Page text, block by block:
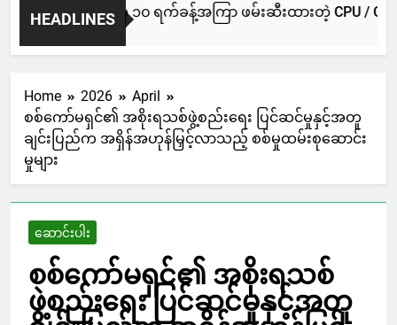
HEADLINES
မကွေးအဖွဲ့က ၁၀ ရက်ခန့်အကြာ ဖမ်းဆီးထားတဲ့ CPU /
Ago
Home 2026
April
စစ်ကော်မရှင်၏ အစိုးရသစ်ဖွဲ့စည်းရေး ပြင်ဆင်မှုနှင့်အတူ
ချင်းပြည်က အရှိန်အဟုန်မြှင့်လာသည့် စစ်မှုထမ်းစုဆောင်း
မှုများ
ဆောင်းပါး
စစ်ကော်မရှင်၏ အစိုးရသစ်
ဖွဲ့စည်းရေး ပြင်ဆင်မှုနှင့်အတူ